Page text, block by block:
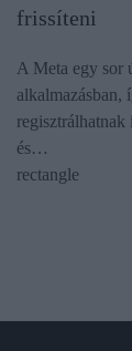
frissíteni
A Meta egy sor
alkalmazásban,
és…
rectangle